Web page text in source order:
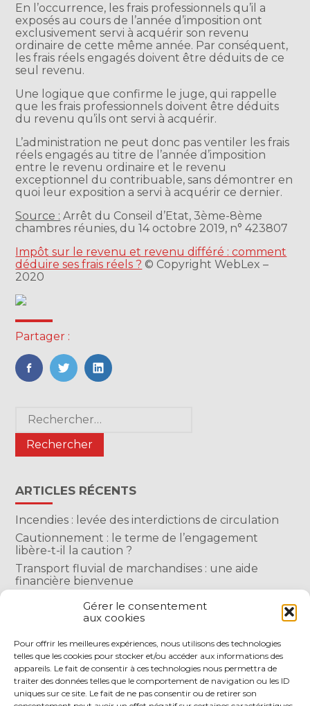
Gérer le consentement
aux cookies
Pour offrir les meilleures expériences, nous utilisons des technologies
telles que les cookies pour stocker et/ou accéder aux informations des
appareils. Le fait de consentir à ces technologies nous permettra de
traiter des données telles que le comportement de navigation ou les ID
uniques sur ce site. Le fait de ne pas consentir ou de retirer son
En l’occurrence, les frais professionnels qu’il a
exposés au cours de l’année d’imposition ont
exclusivement servi à acquérir son revenu
ordinaire de cette même année. Par conséquent,
les frais réels engagés doivent être déduits de ce
seul revenu.
Une logique que confirme le juge, qui rappelle
que les frais professionnels doivent être déduits
du revenu qu’ils ont servi à acquérir.
L’administration ne peut donc pas ventiler les frais
réels engagés au titre de l’année d’imposition
entre le revenu ordinaire et le revenu
exceptionnel du contribuable, sans démontrer en
quoi leur exposition a servi à acquérir ce dernier.
Source : Arrêt du Conseil d’Etat, 3ème-8ème
chambres réunies, du 14 octobre 2019, n° 423807
Impôt sur le revenu et revenu différé : comment
déduire ses frais réels ? © Copyright WebLex –
2020
Partager :
FaceBook
TwitterLinkedIn
Blog
sidebar
Rechercher :
ARTICLES RÉCENTS
Incendies : levée des interdictions de circulation
Cautionnement : le terme de l’engagement
libère-t-il la caution ?
Transport fluvial de marchandises : une aide
financière bienvenue
comptent-elles ?
COMMENTAIRES RÉCENTS